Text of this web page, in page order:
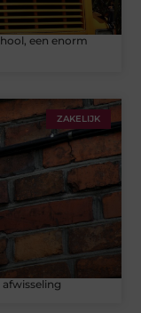
een enorm
ZAKELIJK